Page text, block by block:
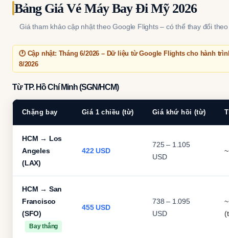
Bảng Giá Vé Máy Bay Đi Mỹ 2026
Giá tham khảo cập nhật theo Google Flights – có thể thay đổi
🕐 Cập nhật: Tháng 6/2026 – Dữ liệu từ Google Flights cho hành
8/2026
Từ TP. Hồ Chí Minh (SGN/HCM)
Chặng bay Giá 1 chiều (từ) Giá khứ hồi (từ)
HCM → Los
Angeles
(LAX)
422 USD
725 – 1.105
USD
HCM → San
Francisco
(SFO)
Bay thẳng
455 USD
738 – 1.095
USD